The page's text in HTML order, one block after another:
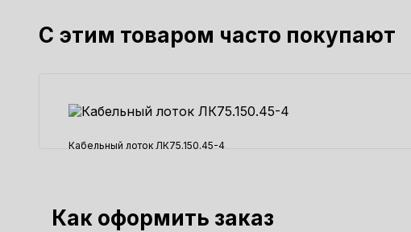
С этим товаром часто покупают
Кабельный лоток ЛК75.150.45-4
Как оформить заказ